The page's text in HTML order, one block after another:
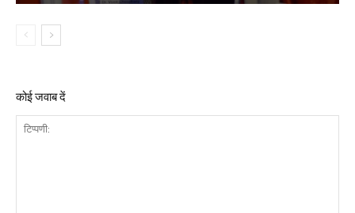
कोई जवाब दें